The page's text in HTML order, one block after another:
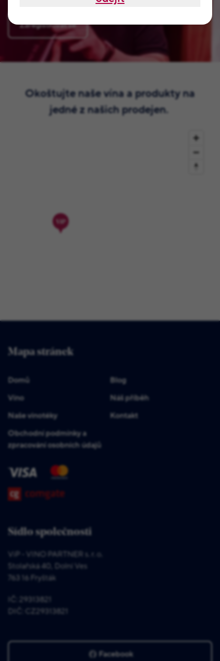
Zaregistrovat se
Okoštujte naše vína a produkty na
jedné z našich prodejen.
Mapa stránek
Domů
Blog
Víno
Náš příběh
Naše vinotéky
Kontakt
Obchodní podmínky a
zpracování osobních údajů
Sídlo společnosti
ViP - VINO PARTNER s. r. o.
Stolařská 40, Dolní Ves
763 16 Fryšták
IČ: 29313821
DIČ: CZ29313821
Facebook